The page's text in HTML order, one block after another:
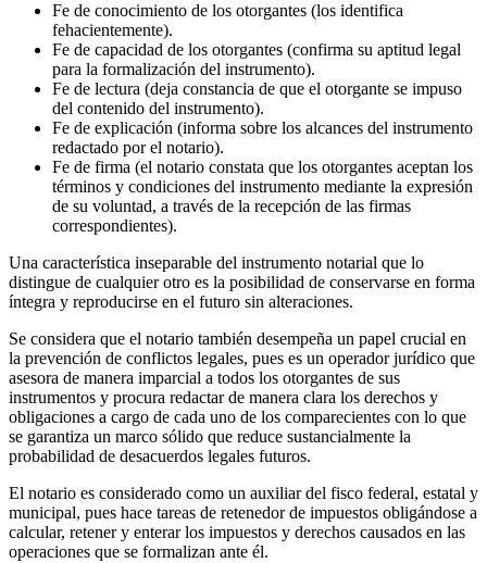
Fe de conocimiento de los otorgantes (los identifica
fehacientemente).
Fe de capacidad de los otorgantes (confirma su aptitud legal
para la formalización del instrumento).
Fe de lectura (deja constancia de que el otorgante se impuso
del contenido del instrumento).
Fe de explicación (informa sobre los alcances del instrumento
redactado por el notario).
Fe de firma (el notario constata que los otorgantes aceptan los
términos y condiciones del instrumento mediante la expresión
de su voluntad, a través de la recepción de las firmas
correspondientes).
Una característica inseparable del instrumento notarial que lo
distingue de cualquier otro es la posibilidad de conservarse en forma
íntegra y reproducirse en el futuro sin alteraciones.
Se considera que el notario también desempeña un papel crucial en
la prevención de conflictos legales, pues es un operador jurídico que
asesora de manera imparcial a todos los otorgantes de sus
instrumentos y procura redactar de manera clara los derechos y
obligaciones a cargo de cada uno de los comparecientes con lo que
se garantiza un marco sólido que reduce sustancialmente la
probabilidad de desacuerdos legales futuros.
El notario es considerado como un auxiliar del fisco federal, estatal y
municipal, pues hace tareas de retenedor de impuestos obligándose a
calcular, retener y enterar los impuestos y derechos causados en las
operaciones que se formalizan ante él.